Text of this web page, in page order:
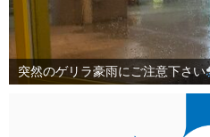
突然のゲリラ豪雨にご注意下さい